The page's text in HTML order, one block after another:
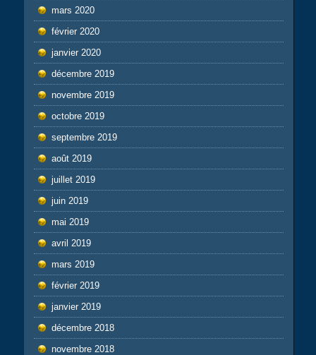
mars 2020
février 2020
janvier 2020
décembre 2019
novembre 2019
octobre 2019
septembre 2019
août 2019
juillet 2019
juin 2019
mai 2019
avril 2019
mars 2019
février 2019
janvier 2019
décembre 2018
novembre 2018